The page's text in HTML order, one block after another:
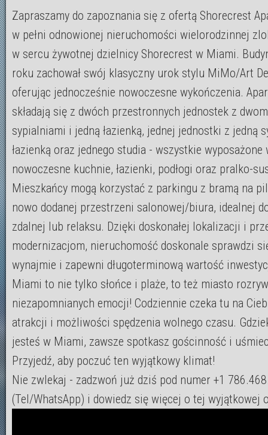
Zapraszamy do zapoznania się z ofertą Shorecrest
w pełni odnowionej nieruchomości wielorodzinnej
w sercu żywotnej dzielnicy Shorecrest w Miami.
roku zachował swój klasyczny urok stylu MiMo/Art
oferując jednocześnie nowoczesne wykończenia.
składają się z dwóch przestronnych jednostek z
sypialniami i jedną łazienką, jednej jednostki z jedną
łazienką oraz jednego studia - wszystkie wyposażone
nowoczesne kuchnie, łazienki, podłogi oraz pralko-
Mieszkańcy mogą korzystać z parkingu z bramą na
nowo dodanej przestrzeni salonowej/biura, idealnej
zdalnej lub relaksu. Dzięki doskonałej lokalizacji i
modernizacjom, nieruchomość doskonale sprawdzi
wynajmie i zapewni długoterminową wartość
Miami to nie tylko słońce i plaże, to też miasto
niezapomnianych emocji! Codziennie czeka tu na
atrakcji i możliwości spędzenia wolnego czasu.
jesteś w Miami, zawsze spotkasz gościnność i
Przyjedź, aby poczuć ten wyjątkowy klimat!
Nie zwlekaj - zadzwoń już dziś pod numer +1
(Tel/WhatsApp) i dowiedz się więcej o tej wyjątkowej